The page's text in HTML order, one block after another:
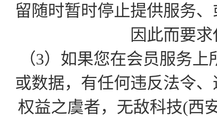
留随时暂时停止提供服务
因此而要
（3）如果您在会员服务
或数据，有任何违反法令
权益之虞者，无敌科技(西